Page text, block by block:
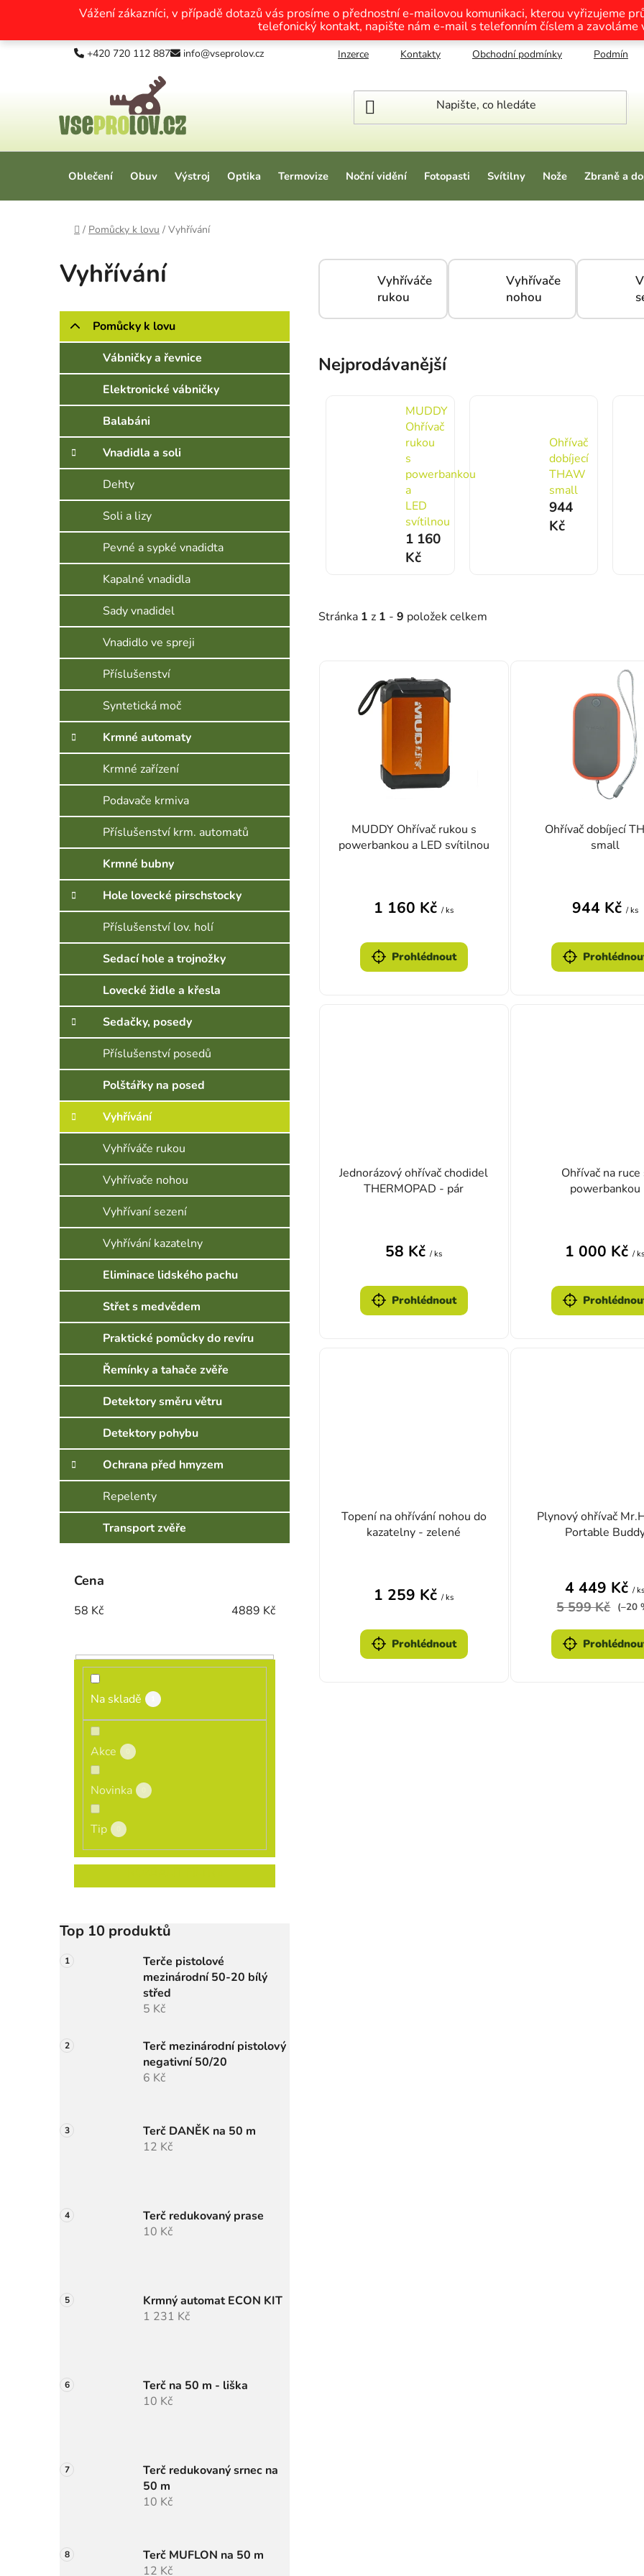
Přejít na obsah
Vážení zákazníci, v případě dotazů vás prosíme o přednostní e-mailovou komunikaci, kterou vyřizujeme
telefonický kontakt, napište nám e-mail s telefonním číslem a zavoláme
+420 720 112 887 info@vseprolov.cz Inzerce Kontakty Obchodní podmínky Podmínky
Oblečení Obuv Výstroj Optika Termovize Noční vidění Fotopasti Svítilny Nože Zbraně a
Domů
/ Pomůcky k lovu / Vyhřívání
Vyhřívání
Postranní panel
Přeskočit kategorie
KategoriePomůcky k lovu
Vábničky a řevnice
Elektronické vábničky
Balabáni
Vnadidla a soli
Dehty
Soli a lizy
Pevné a sypké vnadidta
Kapalné vnadidla
Sady vnadidel
Vnadidlo ve spreji
Příslušenství
Syntetická moč
Krmné automaty
Krmné zařízení
Podavače krmiva
Příslušenství krm. automatů
Krmné bubny
Hole lovecké pirschstocky
Příslušenství lov. holí
Sedací hole a trojnožky
Lovecké židle a křesla
Sedačky, posedy
Příslušenství posedů
Polštářky na posed
Vyhřívání
Vyhříváče rukou
Vyhřívače nohou
Vyhřívaní sezení
Vyhřívání kazatelny
Eliminace lidského pachu
Střet s medvědem
Praktické pomůcky do revíru
Řemínky a tahače zvěře
Detektory směru větru
Detektory pohybu
Ochrana před hmyzem
Repelenty
Transport zvěře
Cena
58 Kč 4889 Kč
Na skladě
Akce
Novinka
Tip
Top 10 produktů
Terče pistolové
mezinárodní 50-20 bílý
střed
5 Kč
Terč mezinárodní pistolový
negativní 50/20
6 Kč
Terč DANĚK na 50 m
12 Kč
Terč redukovaný prase
10 Kč
Krmný automat ECON KIT
1 231 Kč
Terč na 50 m - liška
10 Kč
Terč redukovaný srnec na
50 m
10 Kč
Terč MUFLON na 50 m
12 Kč
Vyhříváče
rukou
Vyhřívače
nohou
Nejprodávanější
MUDDY
Ohřívač
rukou
s
powerbankou
a
LED
svítilnou
1 160
Kč
Ohřívač
dobíjecí
THAW
small
944
Kč
Stránka 1 z 1 - 9 položek celkem
MUDDY Ohřívač rukou s
powerbankou a LED svítilnou
1 160 Kč/ ks
Prohlédnout
Ohřívač dobíjecí
small
944 Kč / ks
Jednorázový ohřívač chodidel
THERMOPAD - pár
58 Kč/ ks
Prohlédnout
Ohřívač na ruce
powerbankou
1 000 Kč/ ks
Topení na ohřívání nohou do
kazatelny - zelené
1 259 Kč/ ks
Prohlédnout
Plynový ohřívač
Portable
4 449 Kč/ ks
5 599 Kč (–20